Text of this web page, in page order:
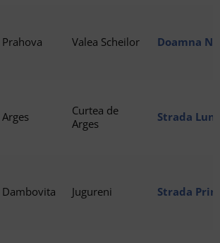
Prahova Valea Scheilor
Doamna
Arges
Curtea de
Arges
Strada
Dambovita Jugureni
Strada